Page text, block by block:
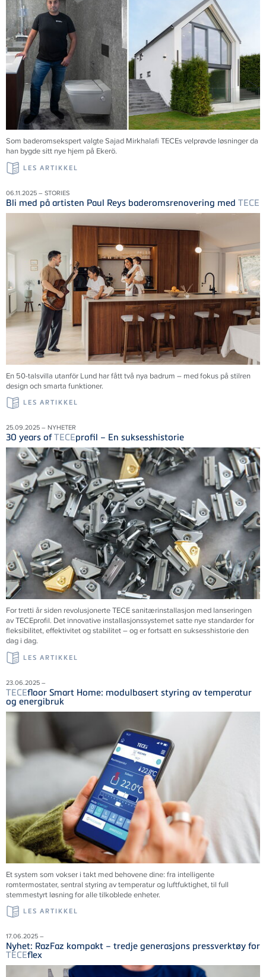
Som baderomsekspert valgte Sajad Mirkhalafi TECEs velprøvde løsninger da
han bygde sitt nye hjem på Ekerö.
LES ARTIKKEL
06.11.2025 – STORIES
Bli med på artisten Paul Reys baderomsrenovering med TECE
En 50-talsvilla utanför Lund har fått två nya badrum – med fokus på stilren
design och smarta funktioner.
LES ARTIKKEL
25.09.2025 – NYHETER
30 years ofTECEprofil – En suksesshistorie
For tretti år siden revolusjonerteTECEsanitærinstallasjon med lanseringen
avTECEprofil. Det innovative installasjonssystemet satte nye standarder for
fleksibilitet, effektivitet og stabilitet – og er fortsatt en suksesshistorie den
dag i dag.
LES ARTIKKEL
23.06.2025 –
TECEfloor Smart Home: modulbasert styring av temperatur
og energibruk
Et system som vokser i takt med behovene dine: fra intelligente
romtermostater, sentral styring av temperatur og luftfuktighet, til full
stemmestyrt løsning for alle tilkoblede enheter.
LES ARTIKKEL
17.06.2025 –
Nyhet: RazFaz kompakt – tredje generasjons pressverktøy for
TECEflex